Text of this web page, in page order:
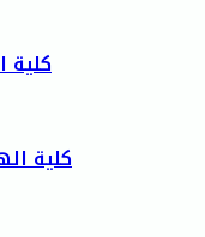
كلية
كلية